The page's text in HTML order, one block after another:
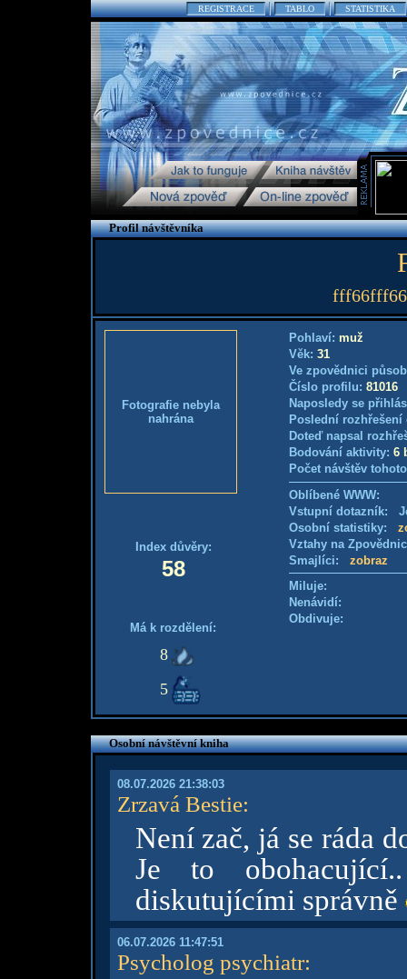
REGISTRACE TABLO STATISTIKA
Profil návštěvníka
fff66fff66
Fotografie nebyla
nahrána
Index důvěry:
58
Má k rozdělení:
8
5
Pohlaví: muž
Věk: 31
Ve zpovědnici
Číslo profilu: 81016
Naposledy se
Poslední
Doteď napsal
Bodování aktivity: 6
Počet návštěv
Oblíbené WWW:
Vstupní dotazník:
Osobní statistiky:
Vztahy na
Smajlíci: zobraz
Miluje:
Nenávidí:
Obdivuje:
Osobní návštěvní kniha
08.07.2026 21:38:03
Zrzavá Bestie:
Není zač, já se ráda
Je to
diskutujícími správně
06.07.2026 11:47:51
Psycholog psychiatr: